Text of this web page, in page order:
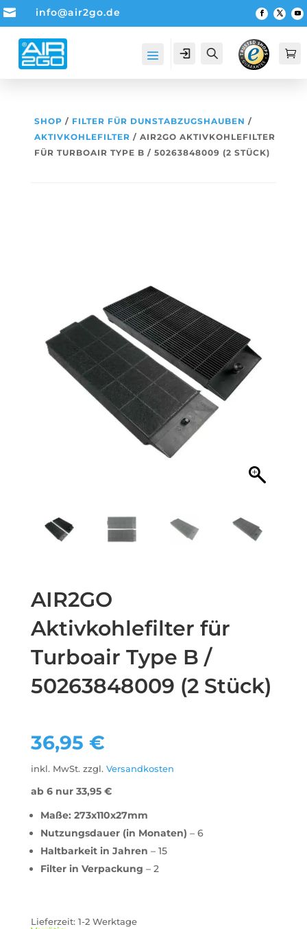
 info@air2go.de
Account Suche 
SHOP / FILTER FÜR DUNSTABZUGSHAUBEN /
AKTIVKOHLEFILTER / AIR2GO AKTIVKOHLEFILTER
FÜR TURBOAIR TYPE B / 50263848009 (2 STÜCK)
AIR2GO
Aktivkohlefilter für
Turboair Type B /
50263848009 (2 Stück)
36,95 €
inkl. MwSt. zzgl. Versandkosten
ab 6 nur 33,95 €
Maße: 273x110x27mm
Nutzungsdauer (in Monaten) – 6
Haltbarkeit in Jahren – 15
Filter in Verpackung – 2
Lieferzeit: 1-2 Werktage